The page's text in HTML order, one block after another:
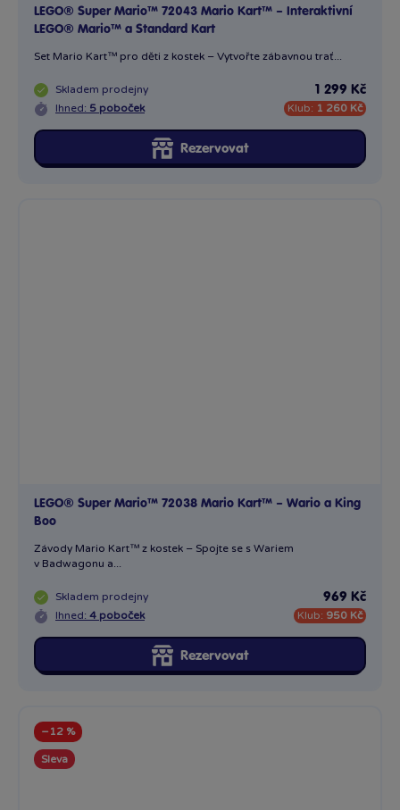
LEGO® Super Mario™ 72043 Mario Kart™ – Interaktivní
LEGO® Mario™ a Standard Kart
Set Mario Kart™ pro děti z kostek – Vytvořte zábavnou trať...
Skladem prodejny
Ihned: 5 poboček
1 299 Kč
Klub: 1 260 Kč
Rezervovat
LEGO® Super Mario™ 72038 Mario Kart™ – Wario a King
Boo
Závody Mario Kart™ z kostek – Spojte se s Wariem
v Badwagonu a...
Skladem prodejny
Ihned: 4 poboček
969 Kč
Klub: 950 Kč
Rezervovat
−12 %
Sleva